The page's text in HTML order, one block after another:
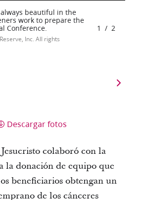
beautiful in the
work to prepare the
Conference.
Inc. All rights
1 / 2
Descargar fotos
colaboró con la
la donación de equipo que
beneficiarios obtengan un
de los cánceres